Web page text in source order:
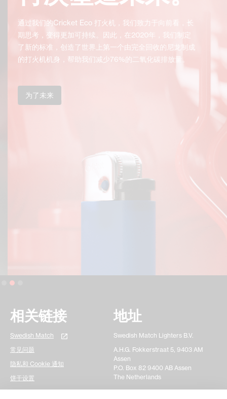
通过我们的Cricket Eco 打火机，我们致力于向前看，长
期思考，变得更加可持续。因此，在2020年，我们制定
了新的标准，创造了世界上第一个由完全回收的尼龙制成
的打火机机身，帮助我们减少76%的二氧化碳排放量。
为了未来
Slide 2 of 3.
相关链接
Swedish Match
常见问题
隐私和 Cookie 通知
饼干设置
地址
Swedish Match Lighters B.V.
A.H.G. Fokkerstraat 5, 9403 AM
Assen
P.O. Box 82 9400 AB Assen
The Netherlands